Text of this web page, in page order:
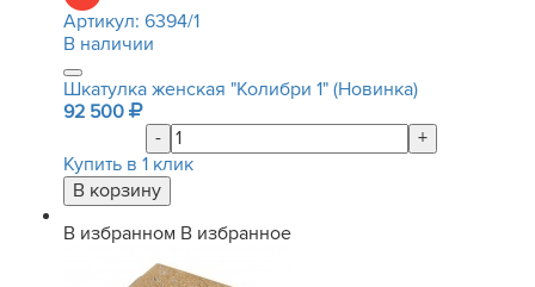
Артикул: 6394/1
В наличии
Шкатулка женская "Колибри 1" (Новинка)
92 500
-
+
Купить в 1 клик
В избранном В избранное